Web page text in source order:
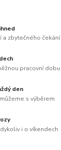
a zbytečného čekání
pracovní dobu
den
s výběrem
i o víkendech